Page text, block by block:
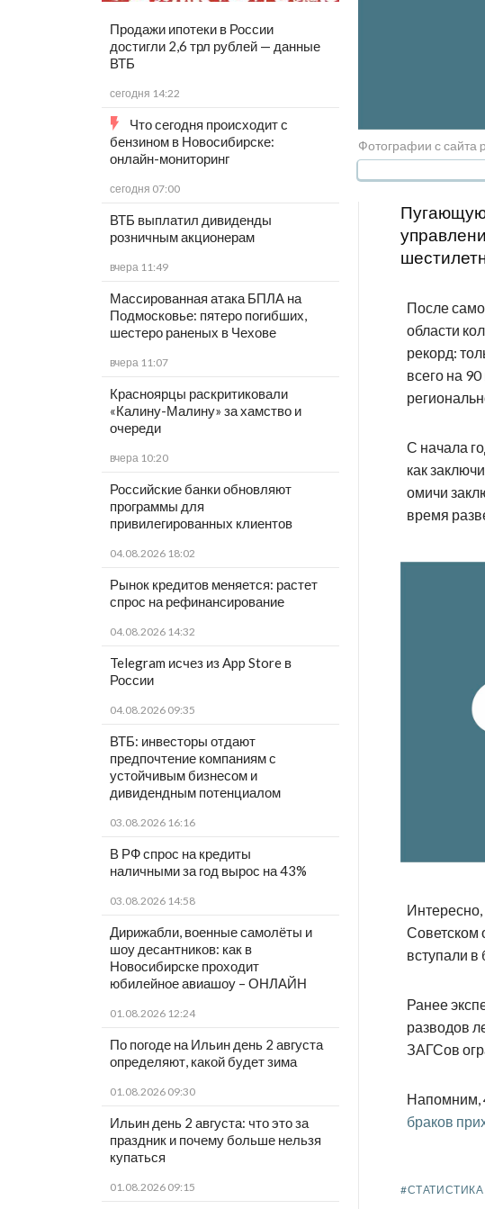
Продажи ипотеки в России
достигли 2,6 трл рублей — данные
ВТБ
сегодня 14:22
Что сегодня происходит с
бензином в Новосибирске:
онлайн-мониторинг
сегодня 07:00
ВТБ выплатил дивиденды
розничным акционерам
вчера 11:49
Массированная атака БПЛА на
Подмосковье: пятеро погибших,
шестеро раненых в Чехове
вчера 11:07
Красноярцы раскритиковали
«Калину-Малину» за хамство и
очереди
вчера 10:20
Российские банки обновляют
программы для
привилегированных клиентов
04.08.2026 18:02
Рынок кредитов меняется: растет
спрос на рефинансирование
04.08.2026 14:32
Telegram исчез из App Store в
России
04.08.2026 09:35
ВТБ: инвесторы отдают
предпочтение компаниям с
устойчивым бизнесом и
дивидендным потенциалом
03.08.2026 16:16
В РФ спрос на кредиты
наличными за год вырос на 43%
03.08.2026 14:58
Дирижабли, военные самолёты и
шоу десантников: как в
Новосибирске проходит
юбилейное авиашоу – ОНЛАЙН
01.08.2026 12:24
По погоде на Ильин день 2 августа
определяют, какой будет зима
01.08.2026 09:30
Ильин день 2 августа: что это за
праздник и почему больше нельзя
купаться
01.08.2026 09:15
Фотографии с сайта
Пугающую
После
области
рекорд:
всего на
С начала
как
омичи
время
Советском
вступали в
Ранее
разводов
ЗАГСов
Напомним,
браков
#СТАТИСТИКА